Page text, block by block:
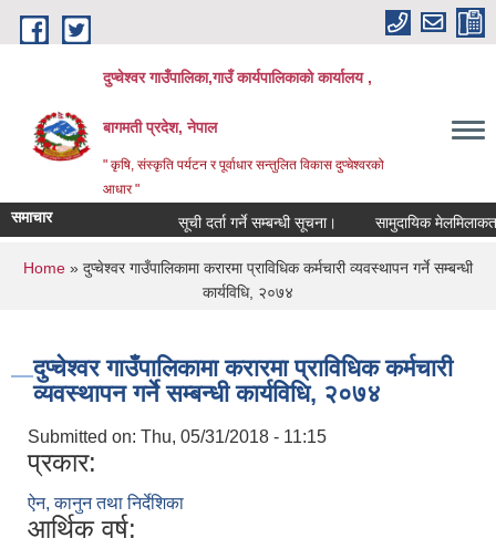
Skip to main content
दुप्चेश्वर गाउँपालिका,गाउँ कार्यपालिकाको कार्यालय ,
बागमती प्रदेश, नेपाल
" कृषि, संस्कृति पर्यटन र पूर्वाधार सन्तुलित विकास दुप्चेश्वरको
आधार "
समाचार सूची दर्ता गर्ने सम्बन्धी सूचना। सामुदायिक
You are here
Home » दुप्चेश्वर गाउँपालिकामा करारमा प्राविधिक कर्मचारी व्यवस्थापन गर्ने सम्बन्धी
कार्यविधि, २०७४
दुप्चेश्वर गाउँपालिकामा करारमा प्राविधिक कर्मचारी
व्यवस्थापन गर्ने सम्बन्धी कार्यविधि, २०७४
Submitted on: Thu, 05/31/2018 - 11:15
प्रकार:
ऐन, कानुन तथा निर्देशिका
आर्थिक वर्ष: